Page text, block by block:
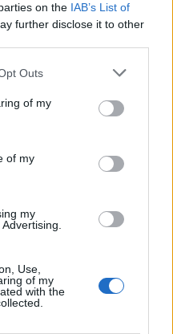
on the IAB’s List of
further disclose it to other
Outs
of my
of my
my
Use,
of my
with the
μέχρι το 2028
νησιά του Αιγαίου
μονάδες ο Γενικός